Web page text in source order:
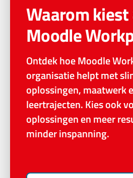
Waarom kiest
Moodle
Ontdek hoe Moodle
organisatie helpt met
oplossingen, maatwerk
leertrajecten. Kies ook
oplossingen en meer
minder inspanning.